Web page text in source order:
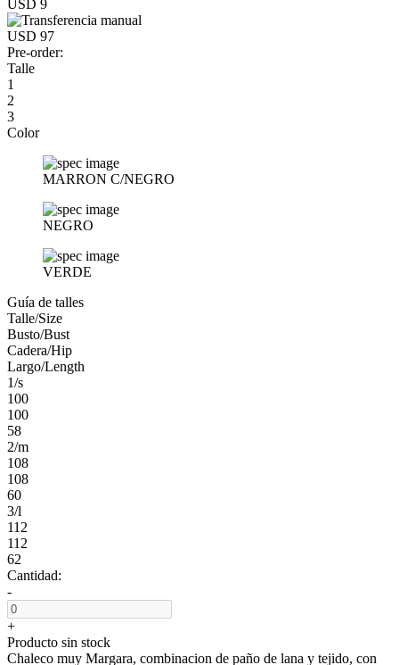
USD 9
USD 97
Pre-order:
Talle
1
2
3
Color
MARRON C/NEGRO
NEGRO
VERDE
Guía de talles
Talle/Size
Busto/Bust
Cadera/Hip
Largo/Length
1/s
100
100
58
2/m
108
108
60
3/l
112
112
62
Cantidad:
-
+
Producto sin stock
Chaleco muy Margara, combinacion de paño de lana y tejido, con